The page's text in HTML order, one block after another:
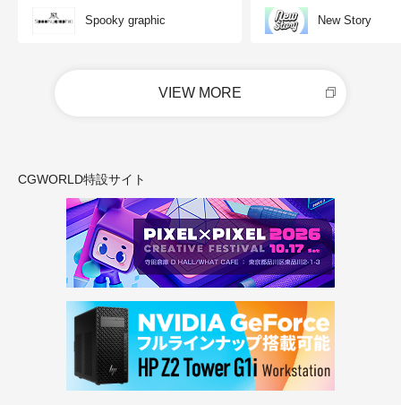
Spooky graphic New Story
VIEW MORE
CGWORLD特設サイト